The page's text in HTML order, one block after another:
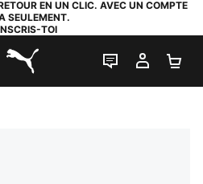
EN UN CLIC. AVEC UN COMPTE
SEULEMENT.
TOI
PUMA.com
LIVE CHAT
MON